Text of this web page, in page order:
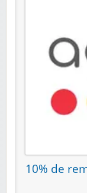
10% de